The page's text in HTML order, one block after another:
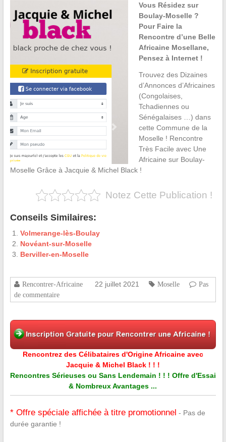
Vous Résidez sur
Boulay-Moselle ?
Pour Faire la
Rencontre d’une Belle
Africaine Mosellane,
Pensez à Internet !
Trouvez des Dizaines
d’Annonces d’Africaines
(Congolaises,
Tchadiennes ou
Sénégalaises …) dans
cette Commune de la
Moselle ! Rencontre
Très Facile avec Une
Africaine sur Boulay-
Moselle Grâce à Jacquie & Michel Black !
Notez Cette Publication !
Conseils Similaires:
Volmerange-lès-Boulay
Novéant-sur-Moselle
Berviller-en-Moselle
Rencontrer-Africaine 22 juillet 2021 Moselle
Pas
de commentaire
Rencontrez des Célibataires d'Origine Africaine avec
Jacquie & Michel Black ! ! !
Rencontres Sérieuses ou Sans Lendemain ! ! ! Offre d'Essai
& Nombreux Avantages ...
* Offre spéciale affichée à titre promotionnel - Pas de
durée garantie !